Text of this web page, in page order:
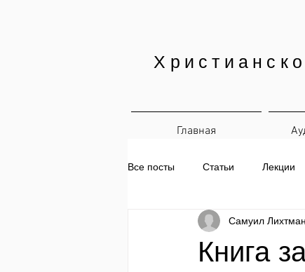
Главная
Все посты Статьи Лекции
Печатные материалы
Книга
Самуил Лихтман